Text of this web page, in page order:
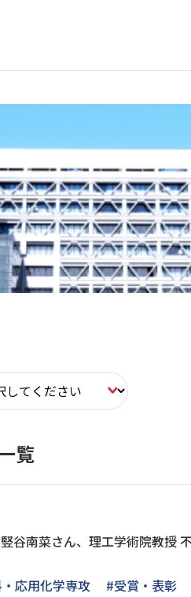
覧
谷南菜さん、理工学術院教授
応用化学専攻 #受賞・表彰